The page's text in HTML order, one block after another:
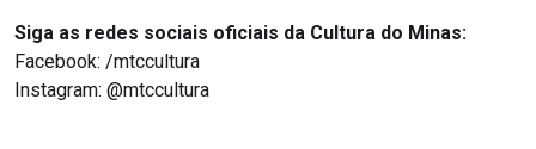
Siga as redes sociais oficiais da Cultura do Minas:
Facebook: /mtccultura
Instagram: @mtccultura